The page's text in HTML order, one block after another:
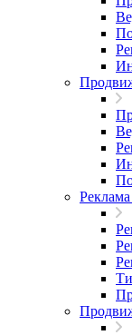
Реклама